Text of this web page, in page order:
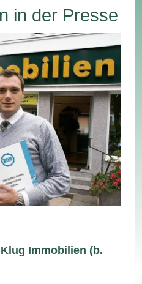
in der Presse
Immobilien (b.